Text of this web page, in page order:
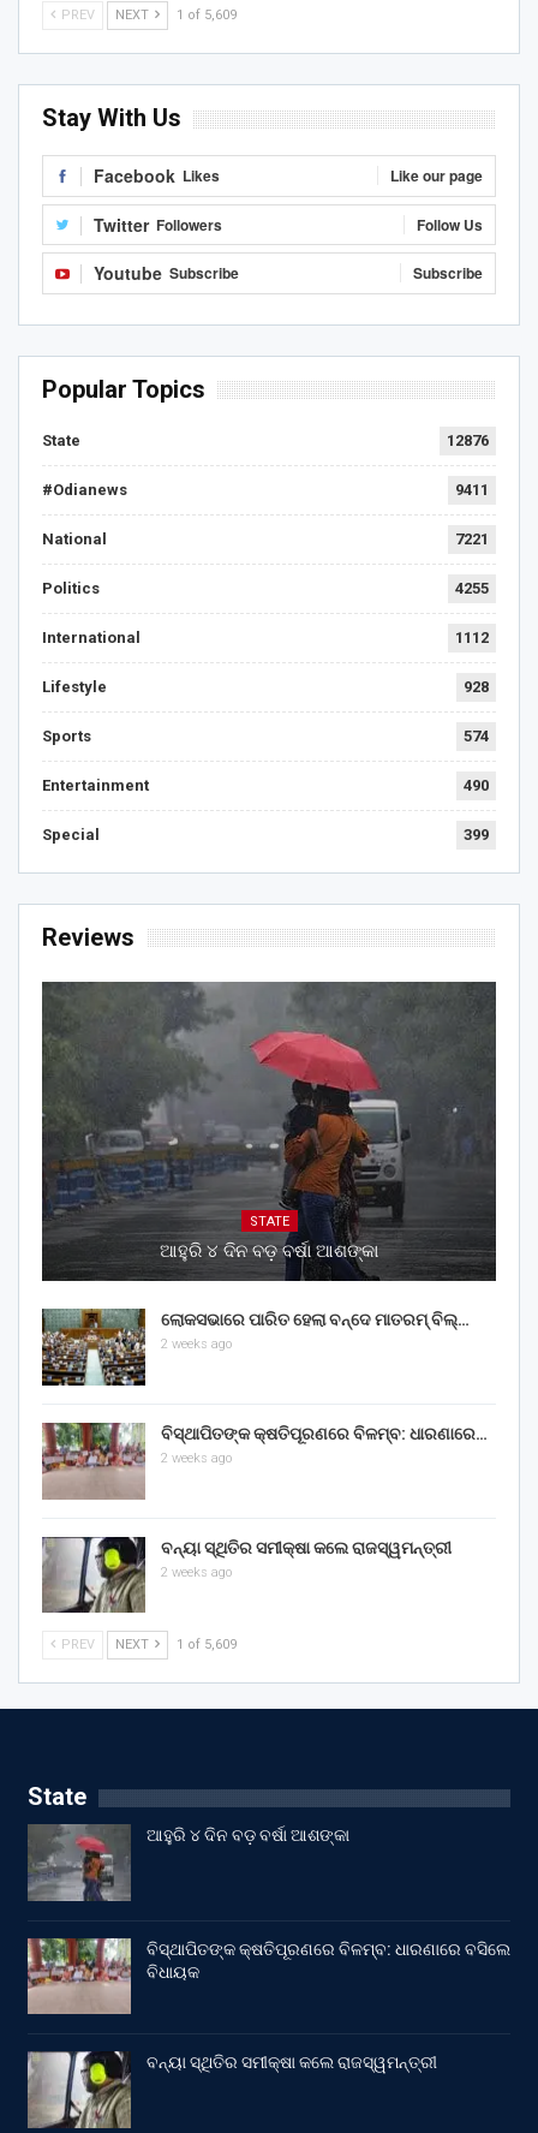
PREV NEXT 1 of 5,609
Stay With Us
Facebook Likes Like our page
Twitter Followers Follow Us
Youtube Subscribe Subscribe
Popular Topics
State 12876
#Odianews 9411
National 7221
Politics 4255
International 1112
Lifestyle 928
Sports 574
Entertainment 490
Special 399
Reviews
STATE
ଆହୁରି ୪ ଦିନ ବଡ଼ ବର୍ଷା ଆଶଙ୍କା
ଲୋକସଭାରେ ପାରିତ ହେଲା ବନ୍ଦେ ମାତରମ୍‌ ବିଲ୍‌…
2 weeks ago
ବିସ୍ଥାପିତଙ୍କ କ୍ଷତିପୂରଣରେ ବିଳମ୍ବ: ଧାରଣାରେ…
2 weeks ago
ବନ୍ୟା ସ୍ଥିତିର ସମୀକ୍ଷା କଲେ ରାଜସ୍ୱମନ୍ତ୍ରୀ
2 weeks ago
PREV NEXT 1 of 5,609
State
ଆହୁରି ୪ ଦିନ ବଡ଼ ବର୍ଷା ଆଶଙ୍କା
ବିସ୍ଥାପିତଙ୍କ କ୍ଷତିପୂରଣରେ ବିଳମ୍ବ: ଧାରଣାରେ ବସିଲେ
ବିଧାୟକ
ବନ୍ୟା ସ୍ଥିତିର ସମୀକ୍ଷା କଲେ ରାଜସ୍ୱମନ୍ତ୍ରୀ